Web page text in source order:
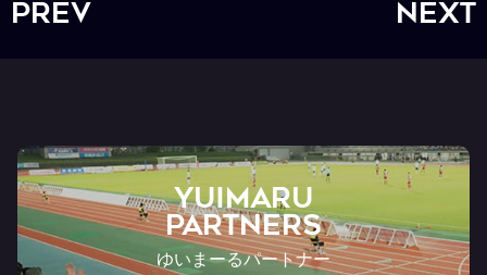
PREV NEXT
YUIMARU
Partners
ゆいまーるパートナー